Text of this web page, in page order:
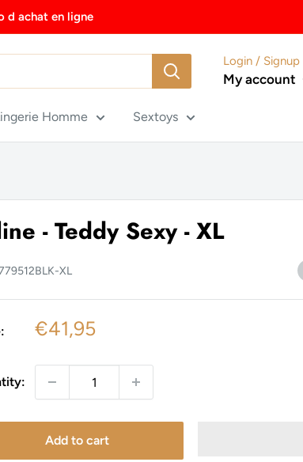
d achat en ligne
Login / Signup
My account
Homme Sextoys
- Teddy Sexy - XL
XL
Sale
€41,95
Add to cart